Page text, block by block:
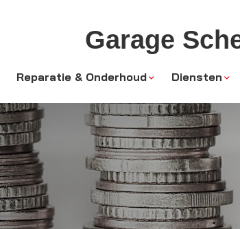
Garage
Reparatie & Onderhoud Diensten